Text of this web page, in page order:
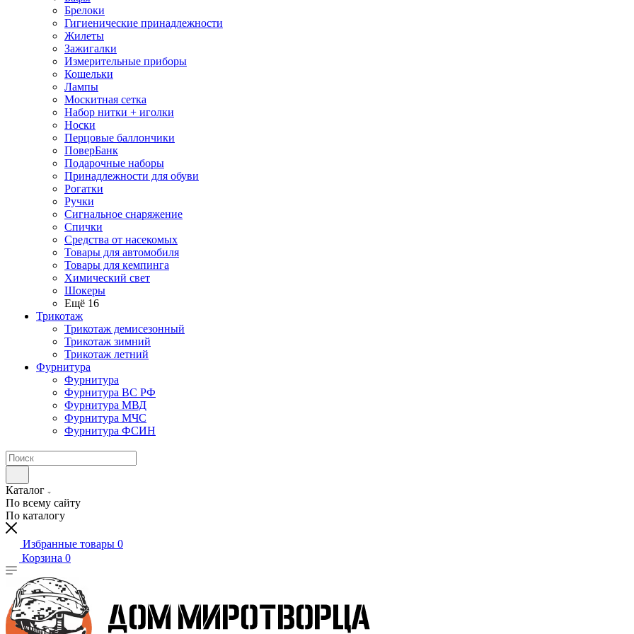
Брелоки
Гигиенические принадлежности
Жилеты
Зажигалки
Измерительные приборы
Кошельки
Лампы
Москитная сетка
Набор нитки + иголки
Носки
Перцовые баллончики
ПоверБанк
Подарочные наборы
Принадлежности для обуви
Рогатки
Ручки
Сигнальное снаряжение
Спички
Средства от насекомых
Товары для автомобиля
Товары для кемпинга
Химический свет
Шокеры
Ещё 16
Трикотаж
Трикотаж демисезонный
Трикотаж зимний
Трикотаж летний
Фурнитура
Фурнитура
Фурнитура ВС РФ
Фурнитура МВД
Фурнитура МЧС
Фурнитура ФСИН
Каталог
По всему сайту
По каталогу
Избранные товары 0
Корзина 0